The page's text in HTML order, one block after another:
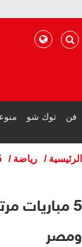
فن توك شو
الرئيسية / رياضة / 5 مباريات
5 مباريات
ومصر